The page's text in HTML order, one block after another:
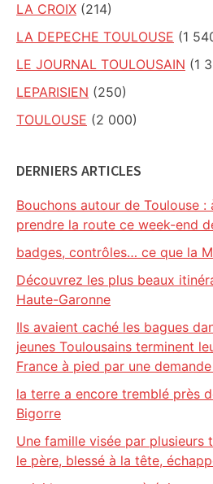
LA CROIX (214)
LA DEPECHE TOULOUSE (1
LE JOURNAL TOULOUSAIN (1
LEPARISIEN (250)
TOULOUSE (2 000)
DERNIERS ARTICLES
Bouchons autour de Toulouse :
prendre la route ce week-end
badges, contrôles… ce que la
Découvrez les plus beaux
Haute-Garonne
Ils avaient caché les bagues
jeunes Toulousains terminent
France à pied par une
la terre a encore tremblé près
Bigorre
Une famille visée par plusieurs
le père, blessé à la tête,